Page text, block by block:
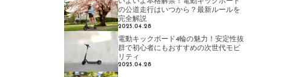
の公道走行はいつから？最新ルールを
完全解説
2025.04.28
電動キックボード4輪の魅力！安定性抜
群で初心者にもおすすめの次世代モビ
リティ
2025.04.28